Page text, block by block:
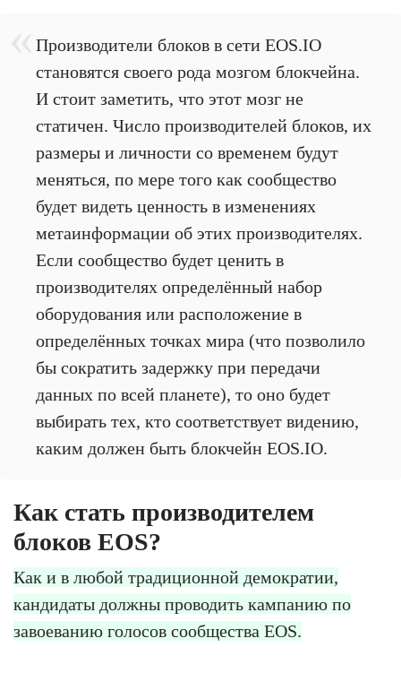
Производители блоков в сети EOS.IO
становятся своего рода мозгом блокчейна.
И стоит заметить, что этот мозг не
статичен. Число производителей блоков, их
размеры и личности со временем будут
меняться, по мере того как сообщество
будет видеть ценность в изменениях
метаинформации об этих производителях.
Если сообщество будет ценить в
производителях определённый набор
оборудования или расположение в
определённых точках мира (что позволило
бы сократить задержку при передачи
данных по всей планете), то оно будет
выбирать тех, кто соответствует видению,
каким должен быть блокчейн EOS.IO.
Как стать производителем
блоков EOS?
Как и в любой традиционной демократии,
кандидаты должны проводить кампанию по
завоеванию голосов сообщества EOS.